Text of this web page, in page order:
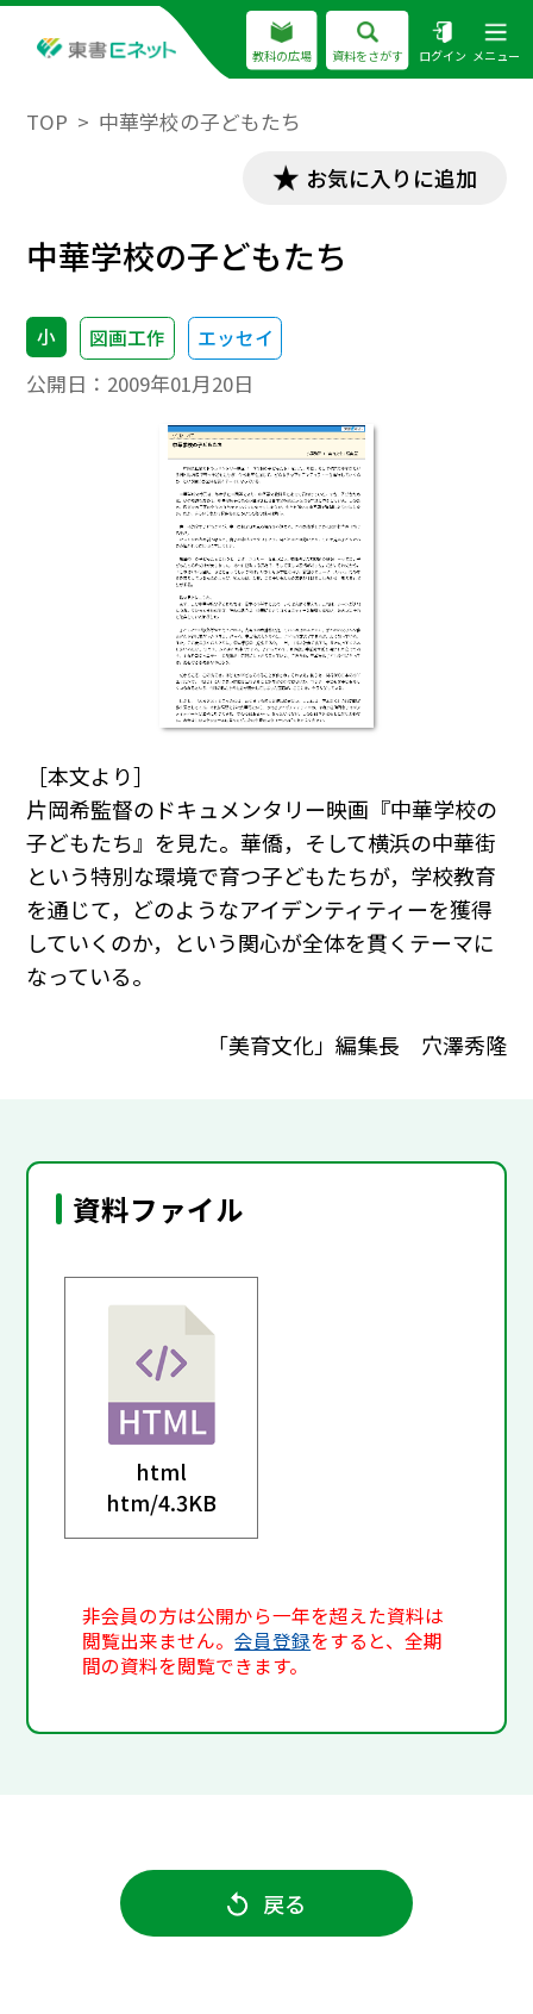
教科の広場 資料をさがす ログイン メニュー
TOP 中華学校の子どもたち
お気に入りに追加
中華学校の子どもたち
小 図画工作 エッセイ
公開日： 2009年01月20日
［本文より］
片岡希監督のドキュメンタリー映画『中華学校の
子どもたち』を見た。華僑，そして横浜の中華街
という特別な環境で育つ子どもたちが，学校教育
を通じて，どのようなアイデンティティーを獲得
していくのか，という関心が全体を貫くテーマに
なっている。
「美育文化」編集長 穴澤秀隆
資料ファイル
html
htm/4.3KB
非会員の方は公開から一年を超えた資料は
閲覧出来ません。会員登録をすると、全期
間の資料を閲覧できます。
戻る